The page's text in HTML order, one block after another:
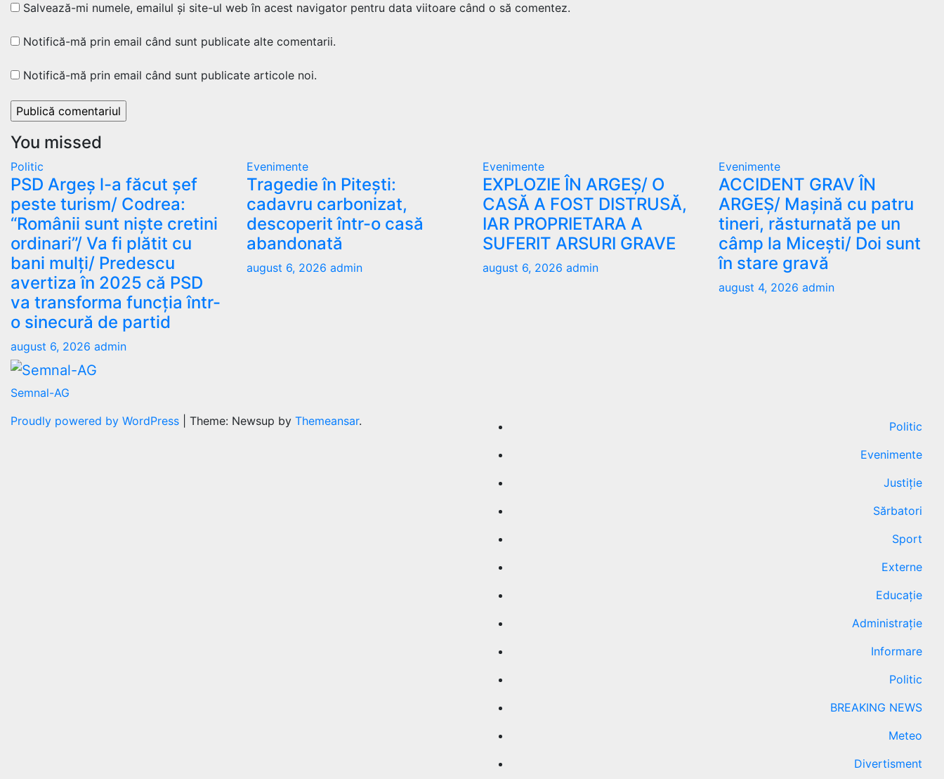
Salvează-mi numele, emailul și site-ul web în acest navigator pentru data viitoare când o să comentez.
Notifică-mă prin email când sunt publicate alte comentarii.
Notifică-mă prin email când sunt publicate articole noi.
You missed
Politic
PSD Argeș l-a făcut șef
peste turism/ Codrea:
“Românii sunt niște cretini
ordinari”/ Va fi plătit cu
bani mulți/ Predescu
avertiza în 2025 că PSD
va transforma funcția într-
o sinecură de partid
august 6, 2026 admin
Evenimente
Tragedie în Pitești:
cadavru carbonizat,
descoperit într-o casă
abandonată
august 6, 2026 admin
Evenimente
EXPLOZIE ÎN ARGEȘ/ O
CASĂ A FOST DISTRUSĂ,
IAR PROPRIETARA A
SUFERIT ARSURI GRAVE
august 6, 2026 admin
Evenimente
ACCIDENT GRAV ÎN
ARGEȘ/ Mașină cu patru
tineri, răsturnată pe un
câmp la Micești/ Doi sunt
în stare gravă
august 4, 2026 admin
Semnal-AG
Proudly powered by WordPress
Theme: Newsup by Themeansar.
Politic
Evenimente
Justiție
Sărbatori
Sport
Externe
Educație
Administrație
Informare
Politic
BREAKING NEWS
Meteo
Divertisment